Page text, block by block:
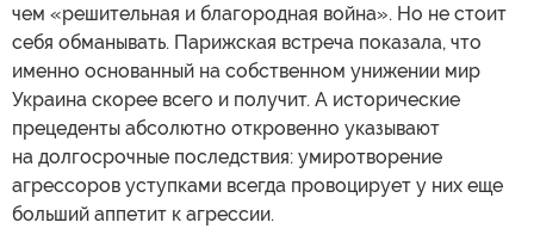
чем «решительная и благородная война». Но не стоит
себя обманывать. Парижская встреча показала, что
именно основанный на собственном унижении мир
Украина скорее всего и получит. А исторические
прецеденты абсолютно откровенно указывают
на долгосрочные последствия: умиротворение
агрессоров уступками всегда провоцирует у них еще
больший аппетит к агрессии.